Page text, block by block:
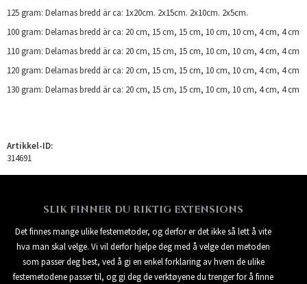
125 gram: Delarnas bredd är ca: 1x20cm. 2x15cm. 2x10cm. 2x5cm.
100 gram: Delarnas bredd är ca: 20 cm, 15 cm, 15 cm, 10 cm, 10 cm, 4 cm, 4 cm
110 gram: Delarnas bredd är ca: 20 cm, 15 cm, 15 cm, 10 cm, 10 cm, 4 cm, 4 cm
120 gram: Delarnas bredd är ca: 20 cm, 15 cm, 15 cm, 10 cm, 10 cm, 4 cm, 4 cm
130 gram: Delarnas bredd är ca: 20 cm, 15 cm, 15 cm, 10 cm, 10 cm, 4 cm, 4 cm
Artikkel-ID:
314691
SLIK FINNER DU RIKTIG EXTENSIONS
Det finnes mange ulike festemetoder, og derfor er det ikke så lett å vite
hva man skal velge. Vi vil derfor hjelpe deg med å velge den metoden
som passer deg best, ved å gi en enkel forklaring av hvem de ulike
festemetodene passer til, og gi deg de verktøyene du trenger for å finne